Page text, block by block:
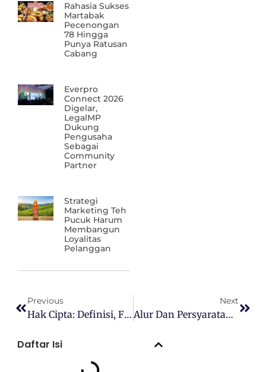
Rahasia Sukses
Martabak
Pecenongan
78 Hingga
Punya Ratusan
Cabang
Everpro
Connect 2026
Digelar,
LegalMP
Dukung
Pengusaha
Sebagai
Community
Partner
Strategi
Marketing Teh
Pucuk Harum
Membangun
Loyalitas
Pelanggan
Previous
Hak Cipta: Definisi, Fungsi, Dan Masa Berlaku
Next
Alur Dan Persyaratan Daftar SP-PIRT
Daftar Isi